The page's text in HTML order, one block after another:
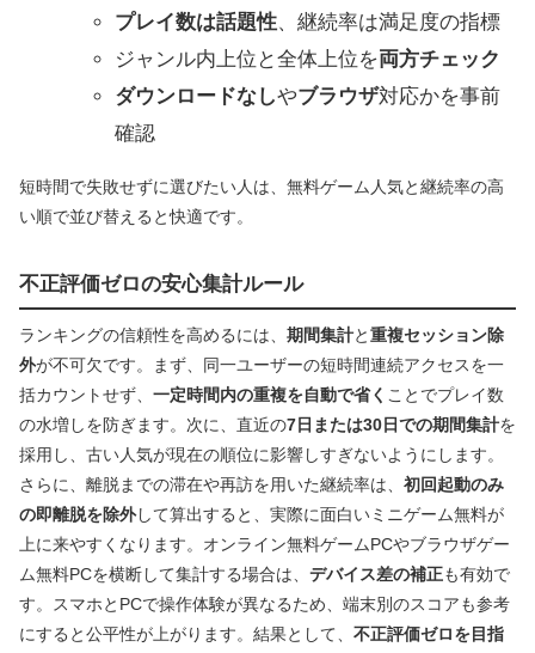
プレイ数は話題性、継続率は満足度の指標
ジャンル内上位と全体上位を両方チェック
ダウンロードなしやブラウザ対応かを事前
確認
短時間で失敗せずに選びたい人は、無料ゲーム人気と継続率の高
い順で並び替えると快適です。
不正評価ゼロの安心集計ルール
ランキングの信頼性を高めるには、 期間集計と重複セッション除
外が不可欠です。まず、同一ユーザーの短時間連続アクセスを一
括カウントせず、 一定時間内の重複を自動で省く ことでプレイ数
の水増しを防ぎます。次に、直近の7日または30日での期間集計を
採用し、古い人気が現在の順位に影響しすぎないようにします。
さらに、離脱までの滞在や再訪を用いた継続率は、 初回起動のみ
の即離脱を除外して算出すると、実際に面白いミニゲーム無料が
上に来やすくなります。オンライン無料ゲームPCやブラウザゲー
ム無料PCを横断して集計する場合は、 デバイス差の補正も有効で
す。スマホとPCで操作体験が異なるため、端末別のスコアも参考
にすると公平性が上がります。結果として、 不正評価ゼロを目指